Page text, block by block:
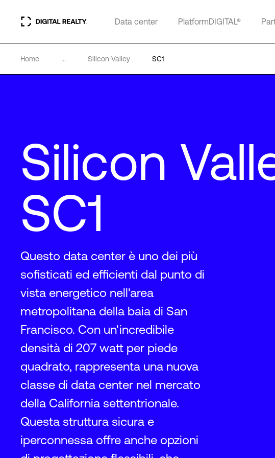
Data center PlatformDIGITAL®
Home ... Silicon Valley SC1
Silicon
SC1
Questo data center è uno dei più
sofisticati ed efficienti dal punto di
vista energetico nell'area
metropolitana della baia di San
Francisco. Con un'incredibile
densità di 207 watt per piede
quadrato, rappresenta una nuova
classe di data center nel mercato
della California settentrionale.
Questa struttura sicura e
iperconnessa offre anche opzioni